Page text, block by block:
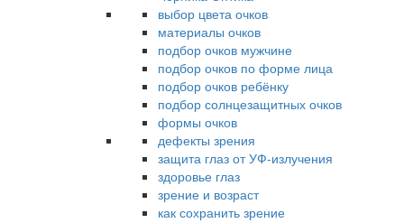
выбор цвета очков
материалы очков
подбор очков мужчине
подбор очков по форме лица
подбор очков ребёнку
подбор солнцезащитных очков
формы очков
дефекты зрения
защита глаз от УФ-излучения
здоровье глаз
зрение и возраст
как сохранить зрение